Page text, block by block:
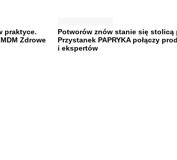
praktyce.
Zdrowe
Potworów znów stanie się stolicą
Przystanek PAPRYKA połączy
i ekspertów